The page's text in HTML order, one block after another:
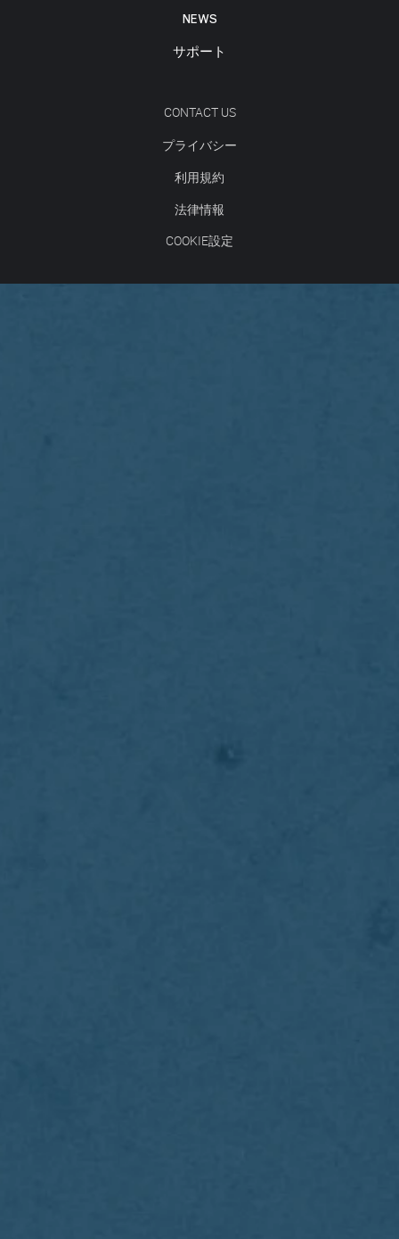
NEWS
サポート
CONTACT US
プライバシー
利用規約
法律情報
COOKIE設定